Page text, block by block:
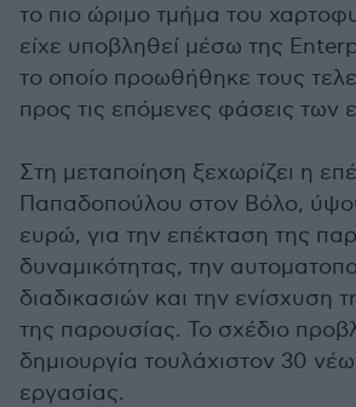
το πιο ώριμο τμήμα του
είχε υποβληθεί μέσω της
το οποίο προωθήθηκε τους
προς τις επόμενες φάσεις των
Στη μεταποίηση ξεχωρίζει η
Παπαδοπούλου στον Βόλο,
ευρώ, για την επέκταση της
δυναμικότητας, την
διαδικασιών και την ενίσχυση
της παρουσίας. Το σχέδιο
δημιουργία τουλάχιστον 30
εργασίας.